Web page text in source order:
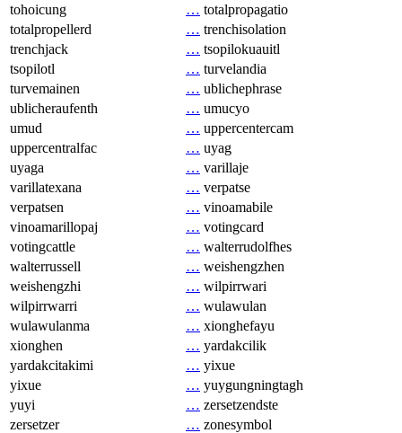
tohoicung
… totalpropagatio
totalpropellerd
… trenchisolation
trenchjack
… tsopilokuauitl
tsopilotl
… turvelandia
turvemainen
… ublichephrase
ublicheraufenth
… umucyo
umud
… uppercentercam
uppercentralfac
… uyag
uyaga
… varillaje
varillatexana
… verpatse
verpatsen
… vinoamabile
vinoamarillopaj
… votingcard
votingcattle
… walterrudolfhes
walterrussell
… weishengzhen
weishengzhi
… wilpirrwari
wilpirrwarri
… wulawulan
wulawulanma
… xionghefayu
xionghen
… yardakcilik
yardakcitakimi
… yixue
yixue
… yuygungningtagh
yuyi
… zersetzendste
zersetzer
… zonesymbol